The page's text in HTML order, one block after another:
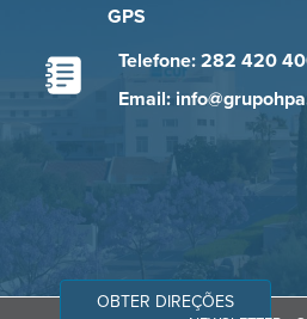
GPS
Telefone: 282 420
Email:
OBTER DIREÇÕES